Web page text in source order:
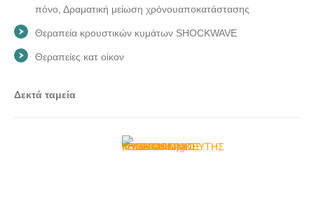
πόνο, Δραματική μείωση χρόνουαποκατάστασης
Θεραπεία κρουστικών κυμάτων SHOCKWAVE
Θεραπείες κατ οίκον
Δεκτά ταμεία